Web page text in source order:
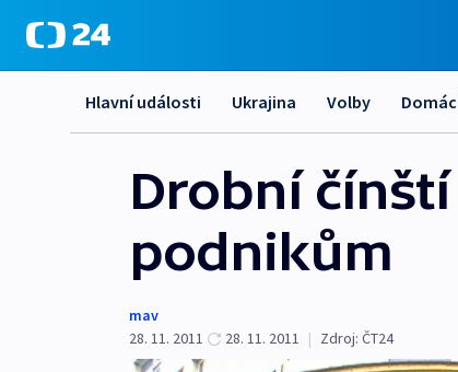
Hlavní události Ukrajina Volby
Drobní
podnikům
mav
28. 11. 2011
28. 11. 2011 | Zdroj: ČT24